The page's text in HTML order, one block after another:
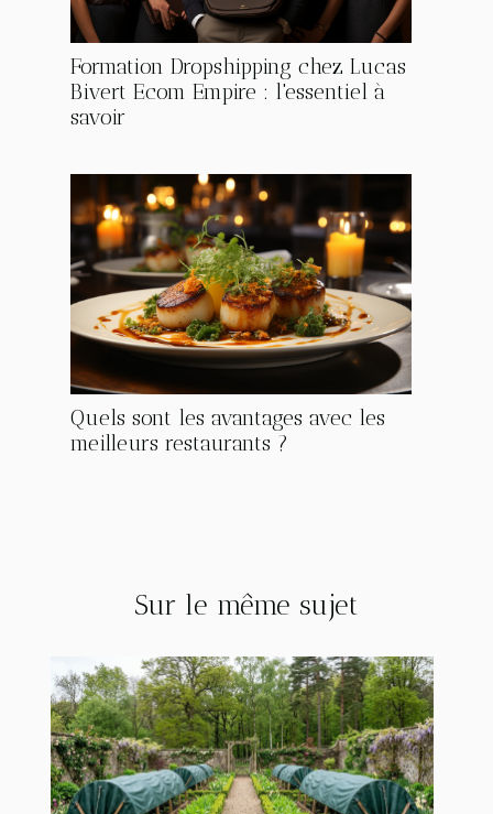
Formation Dropshipping chez Lucas
Bivert Ecom Empire : l'essentiel à
savoir
Quels sont les avantages avec les
meilleurs restaurants ?
Sur le même sujet